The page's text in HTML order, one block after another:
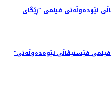
نێودەوڵەتی فیلمی "ڕێگای
"نانی پیرۆز" خەڵاتی باشترین بەڵگەفیلمی فێستیڤاڵی نێوەدەوڵەتی